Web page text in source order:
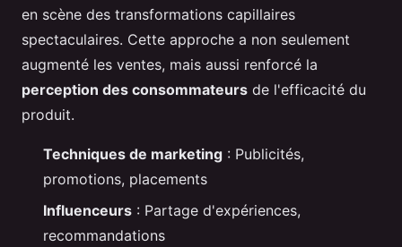
en scène des transformations capillaires
spectaculaires. Cette approche a non seulement
augmenté les ventes, mais aussi renforcé la
perception des consommateurs de l'efficacité du
produit.
Techniques de marketing : Publicités,
promotions, placements
Influenceurs : Partage d'expériences,
recommandations